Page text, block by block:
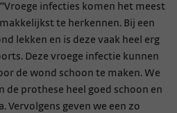
infecties komen het meest
te herkennen. Bij een
lekken en is deze vaak heel erg
Deze vroege infectie kunnen
de wond schoon te maken. We
de prothese heel goed schoon en
Vervolgens geven we een zo